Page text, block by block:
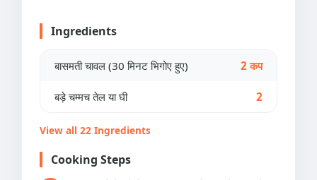
Ingredients
बासमती चावल (30 मिनट भिगोए हुए) 2 कप
बड़े चम्मच तेल या घी 2
View all 22 Ingredients
Cooking Steps